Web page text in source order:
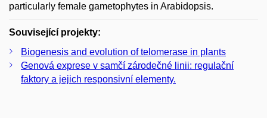
particularly female gametophytes in Arabidopsis.
Související projekty:
Biogenesis and evolution of telomerase in plants
Genová exprese v samčí zárodečné linii: regulační
faktory a jejich responsivní elementy.